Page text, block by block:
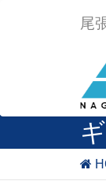
尾